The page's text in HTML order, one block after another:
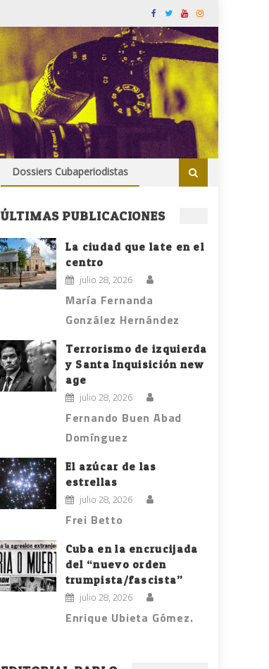
Dossiers Cubaperiodistas
ÚLTIMAS PUBLICACIONES
La ciudad que late en el
centro
julio 28, 2026
María Fernanda
González Hernández
Terrorismo de izquierda
y Santa Inquisición new
age
julio 28, 2026
Fernando Buen Abad
Domínguez
El azúcar de las
estrellas
julio 28, 2026
Frei Betto
Cuba en la encrucijada
del “nuevo orden
trumpista/fascista”
julio 28, 2026
Enrique Ubieta Gómez.